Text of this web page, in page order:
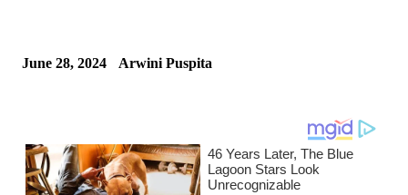
June 28, 2024 Arwini Puspita